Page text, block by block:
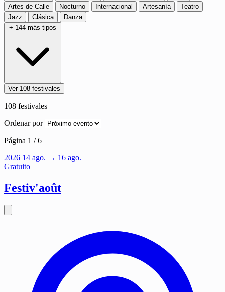
Artes de Calle
Nocturno Internacional Artesanía
Teatro
Jazz
Clásica
Danza
+ 144 más tipos
Ver 108 festivales
108 festivales
Ordenar por
Página 1 / 6
2026 14 ago. → 16 ago.
Gratuito
Festiv'août